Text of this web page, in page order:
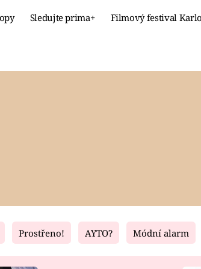
Sledujte prima+ Filmový festival
Living
Prostřeno! AYTO? Módní alarm